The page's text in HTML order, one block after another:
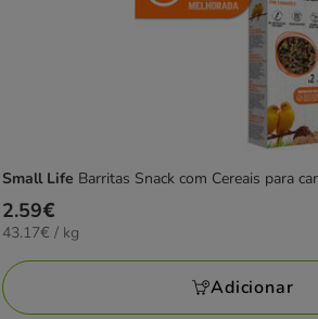
Small Life Barritas Snack com Cereais para
Preço
2.59€
2.59€
43.17€
KG
43.17€ / kg
Adicionar